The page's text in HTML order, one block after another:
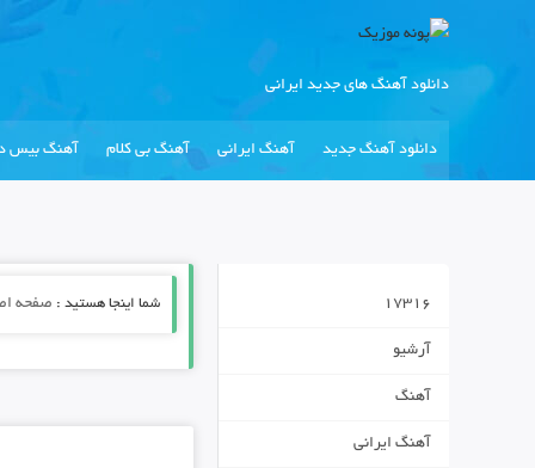
دانلود آهنگ های جدید ایرانی
دانلود آهنگ جدید آهنگ ایرانی آهنگ بی کلام آهنگ بیس
شما اینجا هستید : صفحه 17316
آرشیو
آهنگ
آهنگ ایرانی